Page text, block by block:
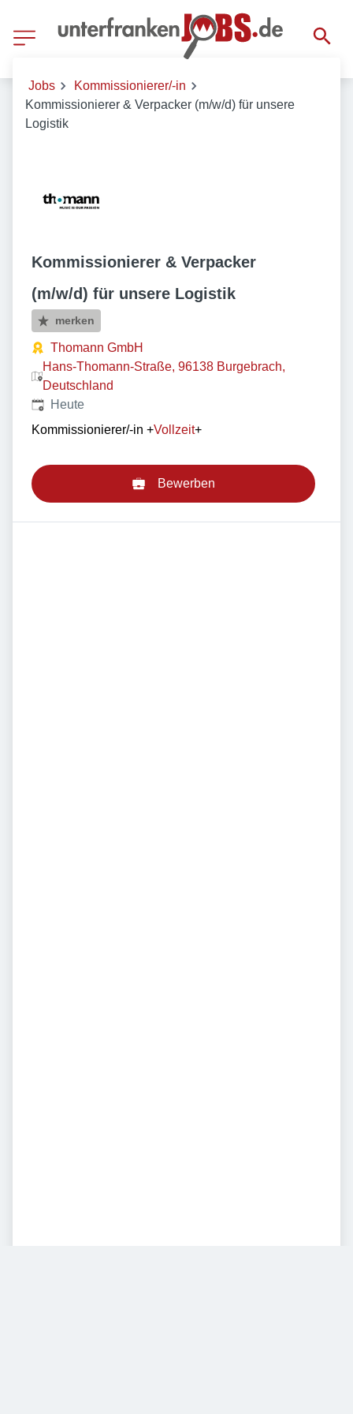
Jobs
Kommissionierer/-in
Kommissionierer & Verpacker (m/w/d) für unsere
Logistik
Kommissionierer & Verpacker
(m/w/d) für unsere Logistik
merken
Thomann GmbH
Hans-Thomann-Straße, 96138 Burgebrach,
Deutschland
Veröffentlicht
Heute
Kommissionierer/-in +Vollzeit+
Bewerben